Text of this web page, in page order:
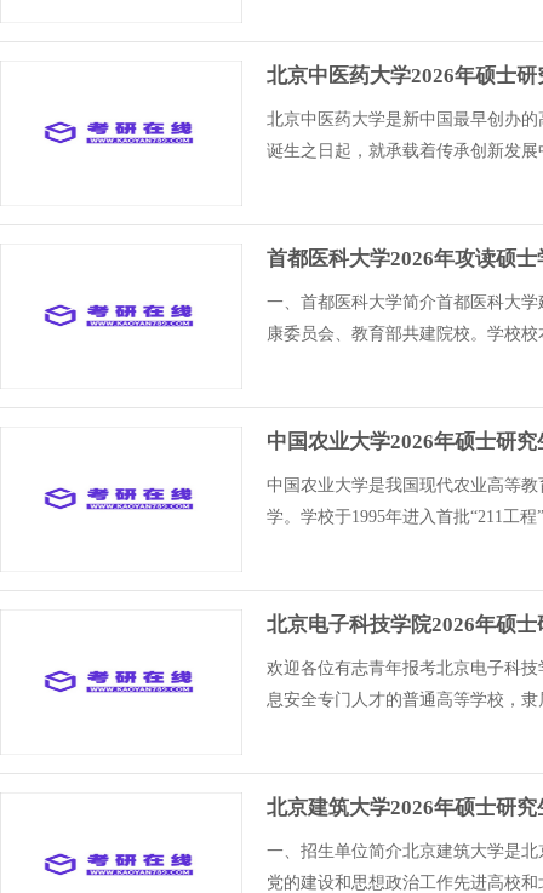
北京中医药大学2026年硕士
北京中医药大学是新中国最早创办
诞生之日起，就承载着传承创新发
首都医科大学2026年攻读硕
一、首都医科大学简介首都医科大
康委员会、教育部共建院校。学校
中国农业大学2026年硕士研
中国农业大学是我国现代农业高等
学。学校于1995年进入首批“211工程
北京电子科技学院2026年硕
欢迎各位有志青年报考北京电子科
息安全专门人才的普通高等学校，
北京建筑大学2026年硕士研
一、招生单位简介北京建筑大学是
党的建设和思想政治工作先进高校